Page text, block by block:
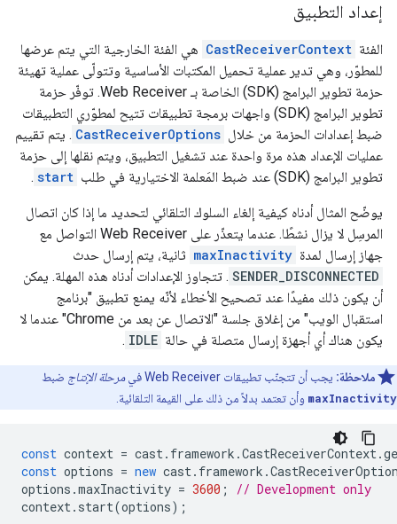
إعداد التطبيق
الفئة CastReceiverContext هي الفئة الخارجية التي يتم عرضها
للمطوّر، وهي تدير عملية تحميل المكتبات الأساسية وتتولّى عملية تهيئة
حزمة تطوير البرامج (SDK) الخاصة بـ Web Receiver. توفّر حزمة
تطوير البرامج (SDK) واجهات برمجة تطبيقات تتيح لمطوّري التطبيقات
ضبط إعدادات الحزمة من خلال CastReceiverOptions . يتم تقييم
عمليات الإعداد هذه مرة واحدة عند تشغيل التطبيق، ويتم نقلها إلى حزمة
تطوير البرامج (SDK) عند ضبط المَعلمة الاختيارية في طلب
start
.
يوضّح المثال أدناه كيفية إلغاء السلوك التلقائي لتحديد ما إذا كان اتصال
المرسِل لا يزال نشطًا. عندما يتعذّر على Web Receiver التواصل مع
جهاز إرسال لمدة maxInactivity ثانية، يتم إرسال حدث
SENDER_DISCONNECTED . تتجاوز الإعدادات أدناه هذه المهلة. يمكن
أن يكون ذلك مفيدًا عند تصحيح الأخطاء لأنّه يمنع تطبيق "برنامج
استقبال الويب" من إغلاق جلسة "الاتصال عن بعد من Chrome" عندما لا
يكون هناك أي أجهزة إرسال متصلة في حالة IDLE
.
ملاحظة: يجب أن تتجنّب تطبيقات Web Receiver في مرحلة الإنتاج ضبط
maxInactivity وأن تعتمد بدلاً من ذلك على القيمة التلقائية.
const context = cast. framework .CastReceiverContext.
const options = new cast. framework .
options .maxInactivity = 3600 ;
// Development only
context. start(options);